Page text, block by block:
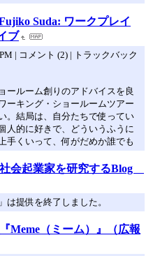
Suda: ワークプレイ
ブ
| コメント (2) | トラックバック
ールーム創りのアドバイスを良
ーキング・ショールームツアー
。結局は、自分たちで使ってい
人的に好きで、どういうふうに
手くいって、何がだめか誰でも
社会起業家を研究するBlog
は提供を終了しました。
『Meme（ミーム）』（広報